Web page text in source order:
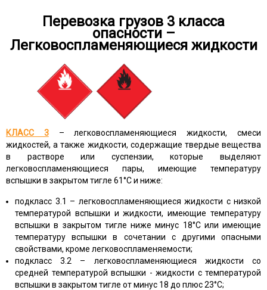
Перевозка грузов 3 класса
опасности –
Легковоспламеняющиеся жидкости
КЛАСС 3– легковоспламеняющиеся жидкости, смеси
жидкостей, а также жидкости, содержащие твердые вещества
в растворе или суспензии, которые выделяют
легковоспламеняющиеся пары, имеющие температуру
вспышки в закрытом тигле 61°С и ниже:
подкласс 3.1 – легковоспламеняющиеся жидкости с низкой
температурой вспышки и жидкости, имеющие температуру
вспышки в закрытом тигле ниже минус 18°С или имеющие
температуру вспышки в сочетании с другими опасными
свойствами, кроме легковоспламеняемости;
подкласс 3.2 – легковоспламеняющиеся жидкости со
средней температурой вспышки - жидкости с температурой
вспышки в закрытом тигле от минус 18 до плюс 23°С;